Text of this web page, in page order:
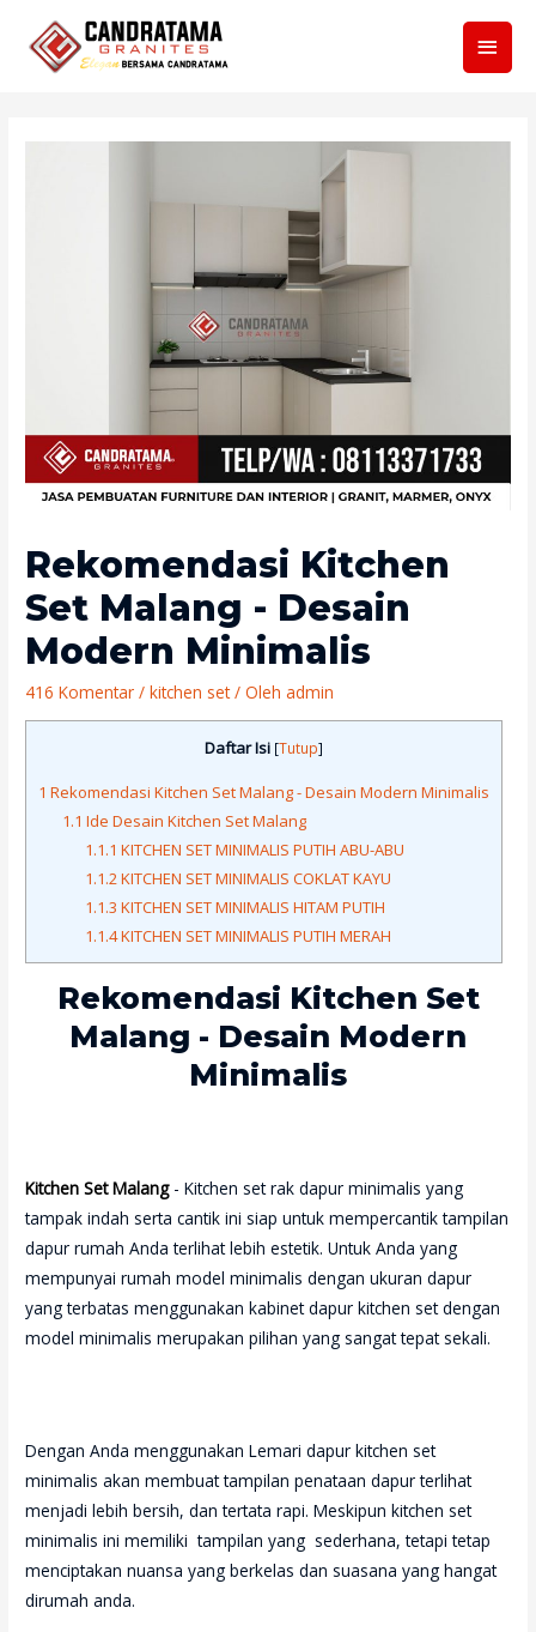
Rekomendasi Kitchen
Set Malang - Desain
Modern Minimalis
416 Komentar /kitchen set/ Oleh admin
Daftar Isi [Tutup]
1 Rekomendasi Kitchen Set Malang - Desain Modern Minimalis
1.1 Ide Desain Kitchen Set Malang
1.1.1 KITCHEN SET MINIMALIS PUTIH ABU-ABU
1.1.2 KITCHEN SET MINIMALIS COKLAT KAYU
1.1.3 KITCHEN SET MINIMALIS HITAM PUTIH
1.1.4KITCHEN SET MINIMALIS PUTIH MERAH
Rekomendasi Kitchen Set
Malang - Desain Modern
Minimalis
Kitchen Set Malang- Kitchen set rak dapur minimalis yang
tampak indah serta cantik ini siap untuk mempercantik tampilan
dapur rumah Anda terlihat lebih estetik. Untuk Anda yang
mempunyai rumah model minimalis dengan ukuran dapur
yang terbatas menggunakan kabinet dapur kitchen set dengan
model minimalis merupakan pilihan yang sangat tepat sekali.
Dengan Anda menggunakan Lemari dapur kitchen set
minimalis akan membuat tampilan penataan dapur terlihat
menjadi lebih bersih, dan tertata rapi. Meskipun kitchen set
minimalis ini memiliki tampilan yang sederhana, tetapi tetap
menciptakan nuansa yang berkelas dan suasana yang hangat
dirumah anda.